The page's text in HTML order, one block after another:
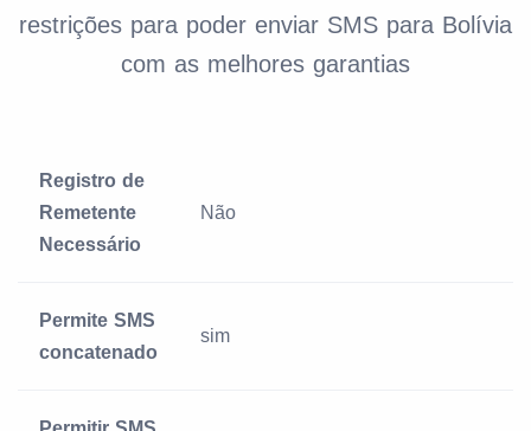
restrições para poder enviar SMS para Bolívia
com as melhores garantias
Registro de
Remetente
Necessário
Não
Permite SMS
concatenado
sim